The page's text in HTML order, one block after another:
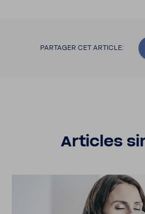
PARTAGER CET ARTICLE:
Articles